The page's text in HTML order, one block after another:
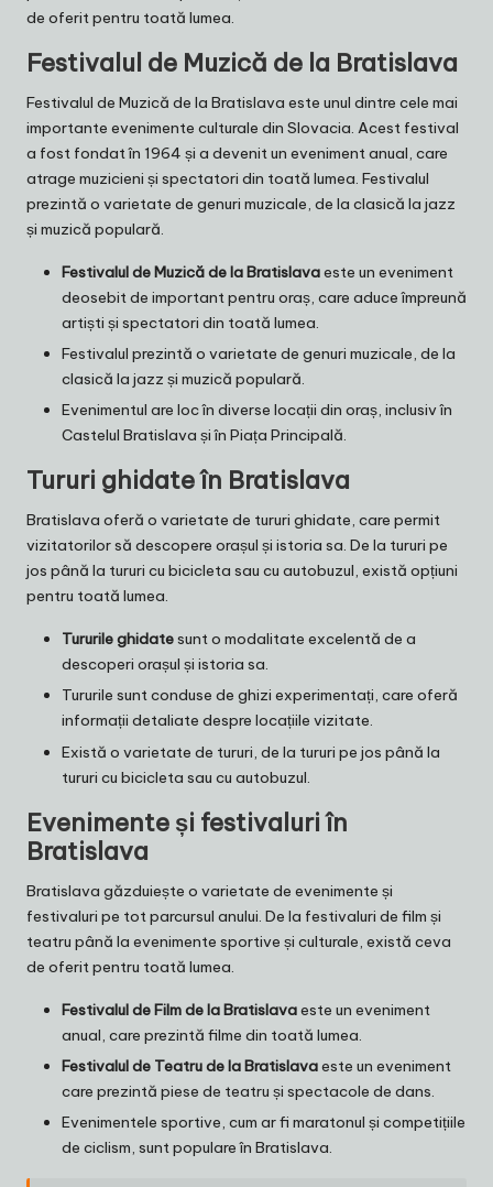
de oferit pentru toată lumea.
Festivalul de Muzică de la Bratislava
Festivalul de Muzică de la Bratislava este unul dintre cele mai
importante evenimente culturale din Slovacia. Acest festival
a fost fondat în 1964 și a devenit un eveniment anual, care
atrage muzicieni și spectatori din toată lumea. Festivalul
prezintă o varietate de genuri muzicale, de la clasică la jazz
și muzică populară.
Festivalul de Muzică de la Bratislavaeste un eveniment
deosebit de important pentru oraș, care aduce împreună
artiști și spectatori din toată lumea.
Festivalul prezintă o varietate de genuri muzicale, de la
clasică la jazz și muzică populară.
Evenimentul are loc în diverse locații din oraș, inclusiv în
Castelul Bratislava și în Piața Principală.
Tururi ghidate în Bratislava
Bratislava oferă o varietate de tururi ghidate, care permit
vizitatorilor să descopere orașul și istoria sa. De la tururi pe
jos până la tururi cu bicicleta sau cu autobuzul, există opțiuni
pentru toată lumea.
Tururile ghidatesunt o modalitate excelentă de a
descoperi orașul și istoria sa.
Tururile sunt conduse de ghizi experimentați, care oferă
informații detaliate despre locațiile vizitate.
Există o varietate de tururi, de la tururi pe jos până la
tururi cu bicicleta sau cu autobuzul.
Evenimente și festivaluri în
Bratislava
Bratislava găzduiește o varietate de evenimente și
festivaluri pe tot parcursul anului. De la festivaluri de film și
teatru până la evenimente sportive și culturale, există ceva
de oferit pentru toată lumea.
Festivalul de Film de la Bratislavaeste un eveniment
anual, care prezintă filme din toată lumea.
Festivalul de Teatru de la Bratislavaeste un eveniment
care prezintă piese de teatru și spectacole de dans.
Evenimentele sportive, cum ar fi maratonul și competițiile
de ciclism, sunt populare în Bratislava.